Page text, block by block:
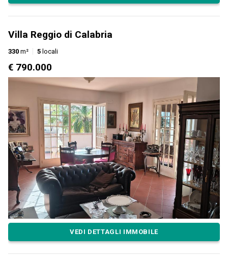
Villa Reggio di Calabria
330 m² 5 locali
€ 790.000
VEDI DETTAGLI IMMOBILE